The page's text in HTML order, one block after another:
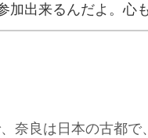
加出来るんだよ。心
奈良は日本の古都で